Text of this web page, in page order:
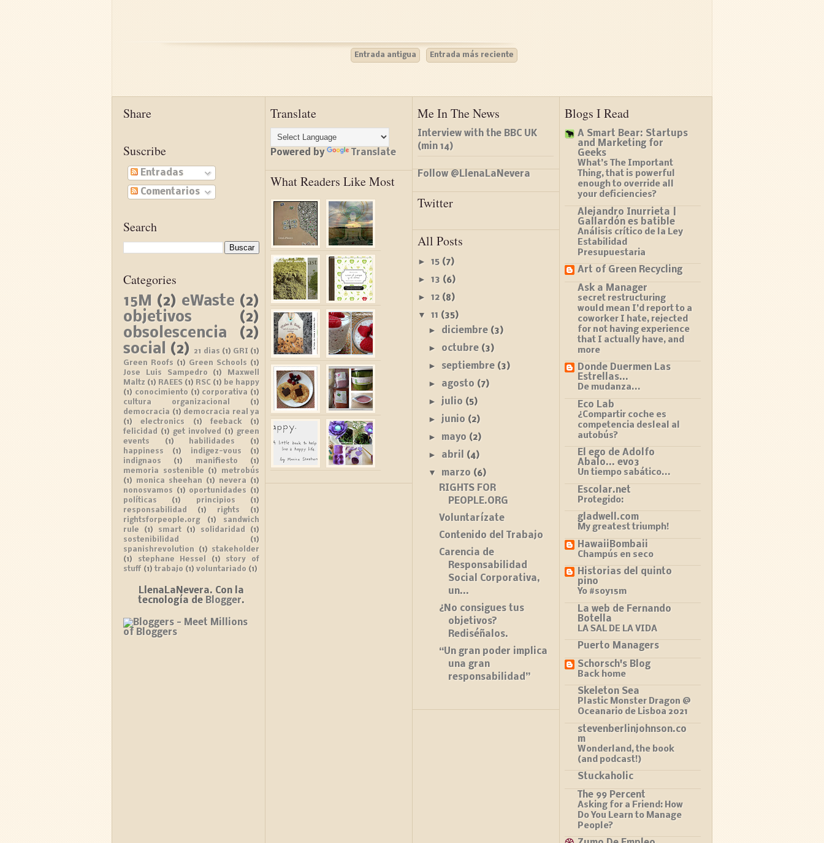
Entrada más reciente
Entrada antigua
Share
Suscribe
Entradas
Comentarios
Search
Categories
15M (2) eWaste (2)
objetivos
(2)
obsolescencia
(2)
social (2) 21 dias (1) GRI (1)
Green Roofs (1) Green Schools (1)
Jose Luis Sampedro
(1)
Maxwell
Maltz (1) RAEES (1) RSC (1) be happy
(1) conocimiento (1) corporativa (1)
cultura organizacional
(1)
democracia (1) democracia real ya
(1)
electronics (1) feeback
(1)
felicidad
(1) get involved (1) green
events
(1) habilidades
(1)
happiness
(1) indigez-vous
(1)
indignaos
(1) manifiesto
(1)
memoria sostenible
(1)
metrobús
(1)
monica sheehan (1) nevera
(1)
nonosvamos
(1) oportunidades
(1)
políticas
(1) principios
(1)
responsabilidad
(1) rights
(1)
rightsforpeople.org
(1)
sandwich
rule
(1) smart (1) solidaridad
(1)
sostenibilidad
(1)
spanishrevolution
(1)
stakeholder
(1)
stephane Hessel (1)
story of
stuff (1) trabajo (1) voluntariado (1)
LlenaLaNevera. Con la
tecnología de Blogger.
Translate
Powered by Translate
What Readers Like Most
Me In The News
Interview with the BBC UK
(min 14)
Follow @LlenaLaNevera
Twitter
All Posts
► 15 (7)
► 13 (6)
► 12 (8)
▼ 11 (35)
► diciembre (3)
► octubre (3)
► septiembre (3)
► agosto (7)
► julio (5)
► junio (2)
► mayo (2)
► abril (4)
▼ marzo (6)
RIGHTS FOR
PEOPLE.ORG
Voluntarízate
Contenido del Trabajo
Carencia de
Responsabilidad
Social Corporativa,
un...
¿No consigues tus
objetivos?
Rediséñalos.
“Un gran poder implica
una gran
responsabilidad”
Blogs I Read
A Smart Bear: Startups
and Marketing for
Geeks
What’s The Important
Thing, that is powerful
enough to override all
your deficiencies?
Alejandro Inurrieta |
Gallardón es batible
Análisis crítico de la Ley
Estabilidad
Presupuestaria
Art of Green Recycling
Ask a Manager
secret restructuring
would mean I’d report to a
coworker I hate, rejected
for not having experience
that I actually have, and
more
Donde Duermen Las
Estrellas...
De mudanza...
Eco Lab
¿Compartir coche es
competencia desleal al
autobús?
El ego de Adolfo
Abalo... evo3
Un tiempo sabático...
Escolar.net
Protegido:
gladwell.com
My greatest triumph!
HawaiiBombaii
Champús en seco
Historias del quinto
pino
Yo #soy15m
La web de Fernando
Botella
LA SAL DE LA VIDA
Puerto Managers
Schorsch's Blog
Back home
Skeleton Sea
Plastic Monster Dragon @
Oceanario de Lisboa 2021
stevenberlinjohnson.co
m
Wonderland, the book
(and podcast!)
Stuckaholic
The 99 Percent
Asking for a Friend: How
Do You Learn to Manage
People?